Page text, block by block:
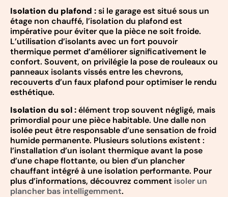
Isolation du plafond :si le garage est situé sous un
étage non chauffé, l’isolation du plafond est
impérative pour éviter que la pièce ne soit froide.
L’utilisation d’isolants avec un fort pouvoir
thermique permet d’améliorer significativement le
confort. Souvent, on privilégie la pose de rouleaux ou
panneaux isolants vissés entre les chevrons,
recouverts d’un faux plafond pour optimiser le rendu
esthétique.
Isolation du sol :élément trop souvent négligé, mais
primordial pour une pièce habitable. Une dalle non
isolée peut être responsable d’une sensation de froid
humide permanente. Plusieurs solutions existent :
l’installation d’un isolant thermique avant la pose
d’une chape flottante, ou bien d’un plancher
chauffant intégré à une isolation performante. Pour
plus d’informations, découvrez comment isoler un
plancher bas intelligemment.